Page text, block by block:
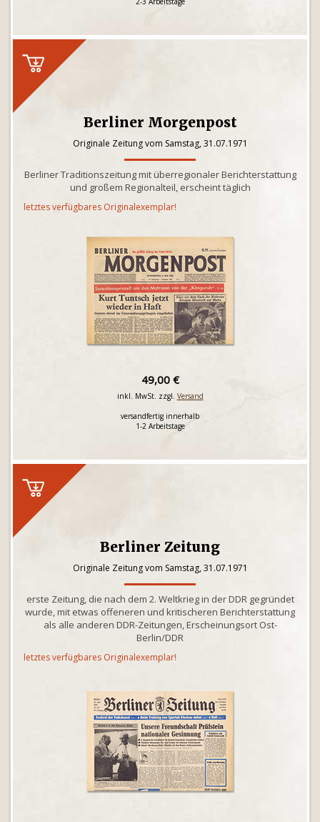
Berliner Morgenpost
Originale Zeitung vom Samstag, 31.07.1971
Berliner Traditionszeitung mit überregionaler Berichterstattung
und großem Regionalteil, erscheint täglich
letztes verfügbares Originalexemplar!
49,00 €
inkl. MwSt. zzgl. Versand
versandfertig innerhalb
1-2 Arbeitstage
Berliner Zeitung
Originale Zeitung vom Samstag, 31.07.1971
erste Zeitung, die nach dem 2. Weltkrieg in der DDR gegründet
wurde, mit etwas offeneren und kritischeren Berichterstattung
als alle anderen DDR-Zeitungen, Erscheinungsort Ost-
Berlin/DDR
letztes verfügbares Originalexemplar!